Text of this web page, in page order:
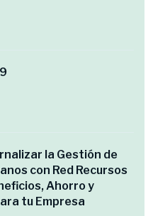
la Gestión de
con Red Recursos
Ahorro y
tu Empresa